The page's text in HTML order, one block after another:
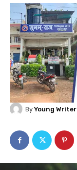
By Young Writer